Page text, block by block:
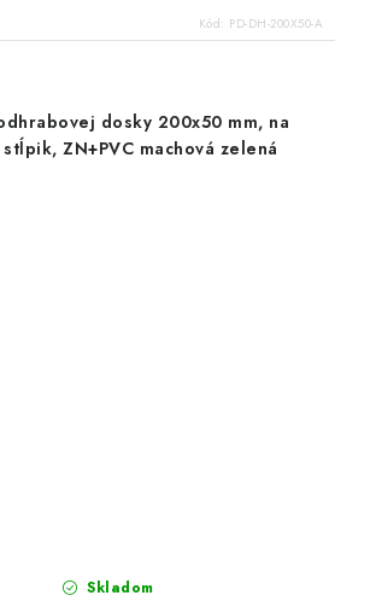
Kód: PD-DH-200X50-A
dosky 200x50 mm, na
ZN+PVC machová zelená
Skladom